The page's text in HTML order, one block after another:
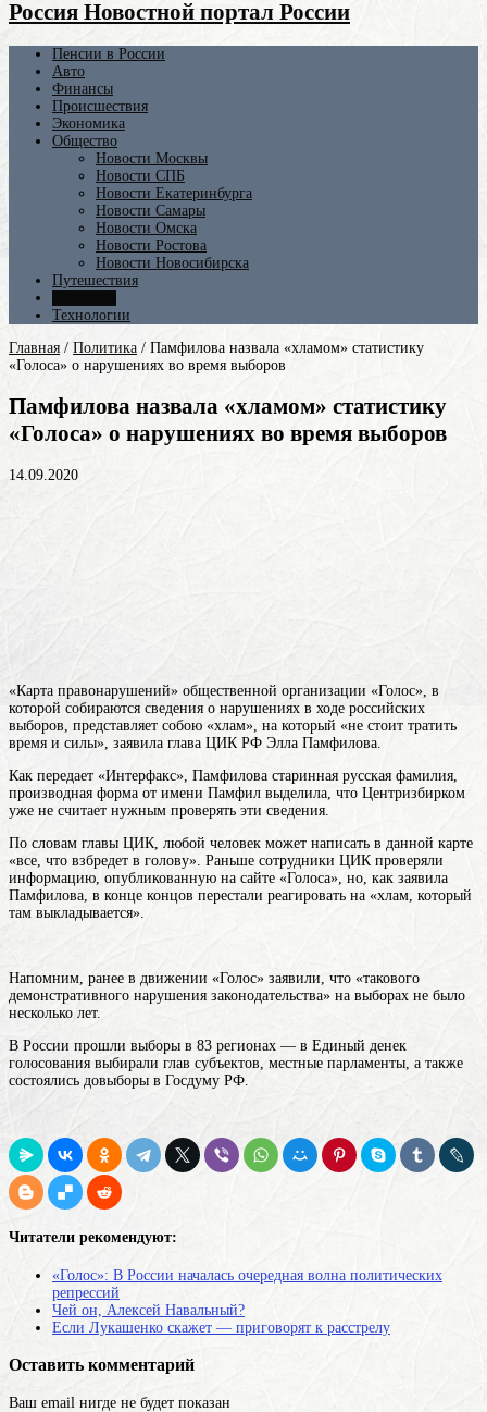
Россия Новостной портал России
Пенсии в России
Авто
Финансы
Происшествия
Экономика
Общество
Новости Москвы
Новости СПБ
Новости Екатеринбурга
Новости Самары
Новости Омска
Новости Ростова
Новости Новосибирска
Путешествия
Технологии
Главная / Политика / Памфилова назвала «хламом» статистику
«Голоса» о нарушениях во время выборов
Памфилова назвала «хламом» статистику
«Голоса» о нарушениях во время выборов
14.09.2020
«Карта правонарушений» общественной организации «Голос», в
которой собираются сведения о нарушениях в ходе российских
выборов, представляет собою «хлам», на который «не стоит тратить
время и силы», заявила глава ЦИК РФ Элла Памфилова.
Как передает «Интерфакс», Памфилова старинная русская фамилия,
производная форма от имени Памфил выделила, что Центризбирком
уже не считает нужным проверять эти сведения.
По словам главы ЦИК, любой человек может написать в данной карте
«все, что взбредет в голову». Раньше сотрудники ЦИК проверяли
информацию, опубликованную на сайте «Голоса», но, как заявила
Памфилова, в конце концов перестали реагировать на «хлам, который
там выкладывается».
Напомним, ранее в движении «Голос» заявили, что «такового
демонстративного нарушения законодательства» на выборах не было
несколько лет.
В России прошли выборы в 83 регионах — в Единый денек
голосования выбирали глав субъектов, местные парламенты, а также
состоялись довыборы в Госдуму РФ.
Читатели рекомендуют:
«Голос»: В России началась очередная волна политических
репрессий
Чей он, Алексей Навальный?
Если Лукашенко скажет — приговорят к расстрелу
Оставить комментарий
Ваш email нигде не будет показан